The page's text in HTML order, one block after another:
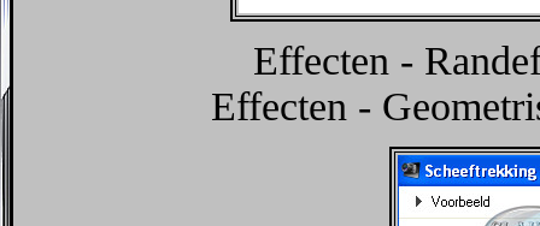
Effecten -
Effecten -